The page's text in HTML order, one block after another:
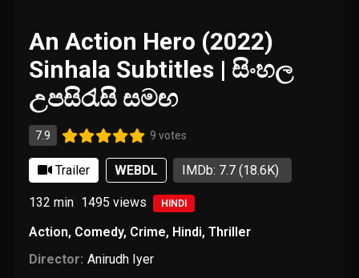
An Action Hero (2022)
Sinhala Subtitles | සිංහල
උපසිරැසි සමඟ
7.9 9 votes
Trailer WEBDL IMDb: 7.7(18.6K)
132 min 1495 views HINDI
Action, Comedy, Crime, Hindi,Thriller
Director: Anirudh Iyer